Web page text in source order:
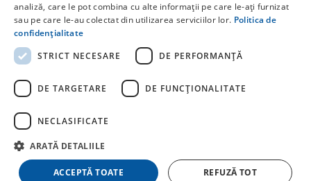
Programul Capital Uman 2014 -2020 Axa prioritară 6:
Educație și competențe. Apelul pentru proiecte:
POCU/829/6/13 – Innotech Student. Titlul proiectului:
STUDENT START-UP 1.0 Cod proiect: 142131.
Pentru informații detaliate despre celelate programe
cofinanțate de Uniunea Europeană, vă invităm să vizitați
© Copyright stayhere.ro . Toate drepturile rezervate
analiză, care le pot combina cu alte informații pe care le-ați furnizat
sau pe care le-au colectat din utilizarea serviciilor lor. Politica de
confidențialitate
STRICT NECESARE
DE PERFORMANȚĂ
DE TARGETARE DE FUNCŢIONALITATE
NECLASIFICATE
ARATĂ DETALIILE
ACCEPTĂ TOATE REFUZĂ TOT